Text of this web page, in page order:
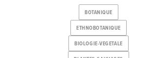
BOTANIQUE
ETHNOBOTANIQUE
BIOLOGIE-VEGETALE